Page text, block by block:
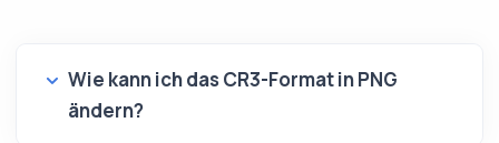
Wie kann ich das CR3-Format in PNG
ändern?